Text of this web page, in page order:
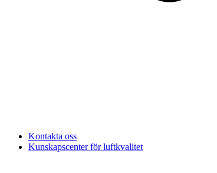
Kontakta oss
Kunskapscenter för luftkvalitet